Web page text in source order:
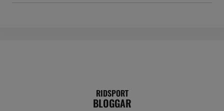
RIDSPORT
BLOGGAR